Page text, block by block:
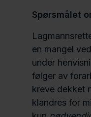
Spørsmålet
en mangel
under
følger av
kreve dekket
klandres for